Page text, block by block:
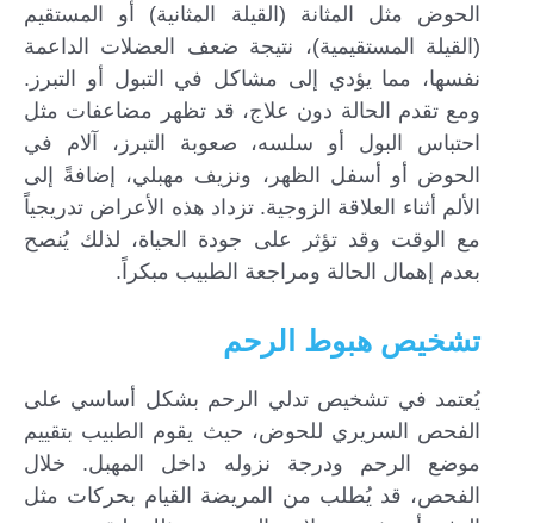
الحوض مثل المثانة (القيلة المثانية) أو المستقيم
(القيلة المستقيمية)، نتيجة ضعف العضلات الداعمة
نفسها، مما يؤدي إلى مشاكل في التبول أو التبرز.
ومع تقدم الحالة دون علاج، قد تظهر مضاعفات مثل
احتباس البول أو سلسه، صعوبة التبرز، آلام في
الحوض أو أسفل الظهر، ونزيف مهبلي، إضافةً إلى
الألم أثناء العلاقة الزوجية. تزداد هذه الأعراض تدريجياً
مع الوقت وقد تؤثر على جودة الحياة، لذلك يُنصح
بعدم إهمال الحالة ومراجعة الطبيب مبكراً.
تشخيص هبوط الرحم
يُعتمد في تشخيص تدلي الرحم بشكل أساسي على
الفحص السريري للحوض، حيث يقوم الطبيب بتقييم
موضع الرحم ودرجة نزوله داخل المهبل. خلال
الفحص، قد يُطلب من المريضة القيام بحركات مثل